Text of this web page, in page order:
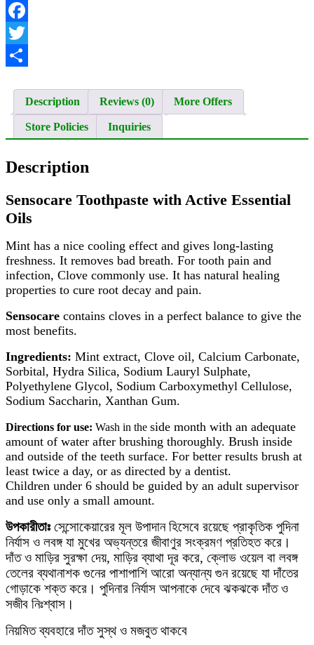
Facebook
Twitter
Description
Reviews (0) More Offers
Store Policies Inquiries
Description
Sensocare Toothpaste with Active Essential
Oils
Mint has a nice cooling effect and gives long-lasting
freshness. It removes bad breath. For tooth pain and
infection, Clove commonly use. It has natural healing
properties to cure root decay and pain.
Sensocare contains cloves in a perfect balance to give the
most benefits.
Ingredients: Mint extract, Clove oil, Calcium Carbonate,
Sorbital, Hydra Silica, Sodium Lauryl Sulphate,
Polyethylene Glycol, Sodium Carboxymethyl Cellulose,
Sodium Saccharin, Xanthan Gum.
Directions for use: Wash in the side month with an adequate
amount of water after brushing thoroughly. Brush inside
and outside of the teeth surface. For better results brush at
least twice a day, or as directed by a dentist.
Children under 6 should be guided by an adult supervisor
and use only a small amount.
উপকারীতাঃ সেন্সোকেয়ারের মূল উপাদান হিসেবে রয়েছে প্রাকৃতিক পুদিনা
নির্যাস ও লবঙ্গ যা মুখের অভ্যন্তরে জীবাণুর সংক্রমণ প্রতিহত করে।
দাঁত ও মাড়ির সুরক্ষা দেয়, মাড়ির ব্যাথা দূর করে, ক্লোভ ওয়েল বা লবঙ্গ
তেলের ব্যথানাশক গুনের পাশাপাশি আরো অন্যান্য গুন রয়েছে যা দাঁতের
গোড়াকে শক্ত করে। পুদিনার নির্যাস আপনাকে দেবে ঝকঝকে দাঁত ও
সজীব নিঃশ্বাস।
নিয়মিত ব্যবহারে দাঁত সুস্থ ও মজবুত থাকবে